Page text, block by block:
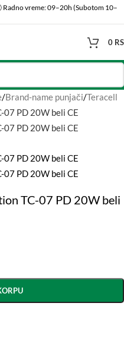
Radno vreme: 09–20h (Subotom 10–
0
/Brand-name punjači/Teracell
TC-07 PD 20W beli